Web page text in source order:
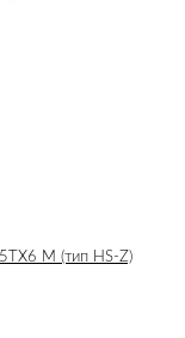
М (тип HS-Z)